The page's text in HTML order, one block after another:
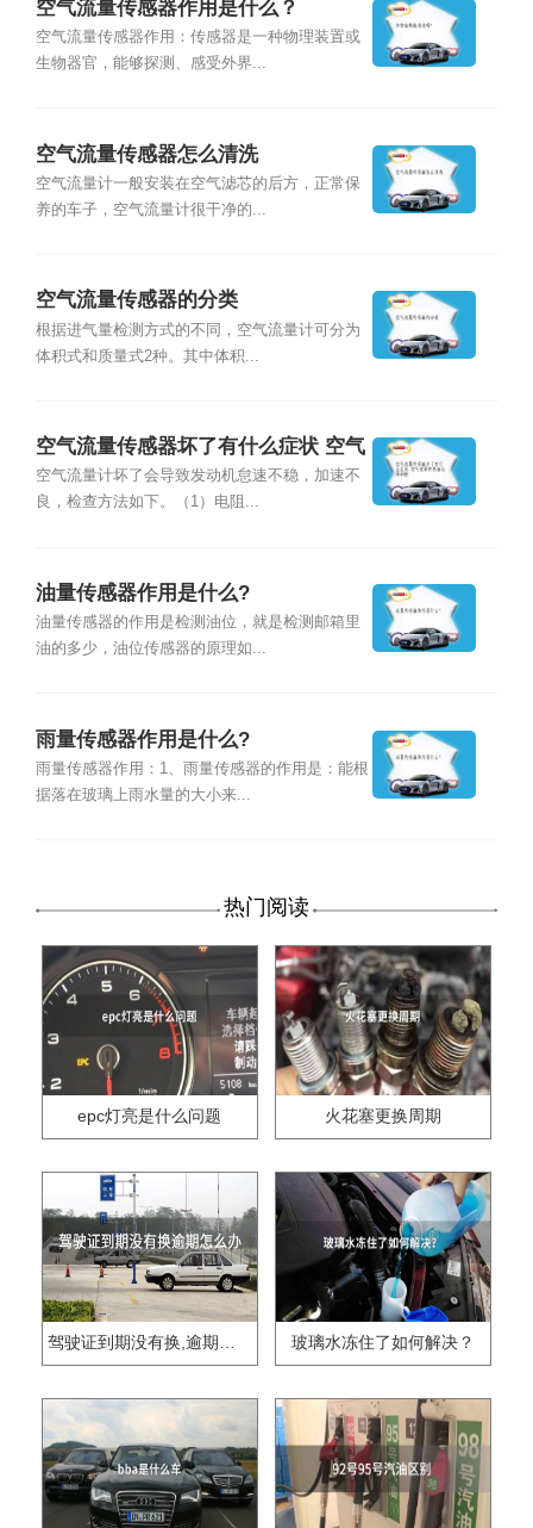
空气流量传感器作用是什么？
空气流量传感器作用：传感器是一种物理装置或
生物器官，能够探测、感受外界...
空气流量传感器怎么清洗
空气流量计一般安装在空气滤芯的后方，正常保
养的车子，空气流量计很干净的...
空气流量传感器的分类
根据进气量检测方式的不同，空气流量计可分为
体积式和质量式2种。其中体积...
空气流量传感器坏了有什么症状 空气
流量传感器故障判断
空气流量计坏了会导致发动机怠速不稳，加速不
良，检查方法如下。（1）电阻...
油量传感器作用是什么?
油量传感器的作用是检测油位，就是检测邮箱里
油的多少，油位传感器的原理如...
雨量传感器作用是什么?
雨量传感器作用：1、雨量传感器的作用是：能根
据落在玻璃上雨水量的大小来...
热门阅读
epc灯亮是什么问题 火花塞更换周期
驾驶证到期没有换,逾期怎么办?? 玻璃水冻住了如何解决？